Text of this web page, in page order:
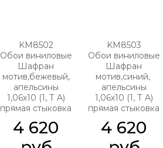
KM8502
Обои виниловые
Шафран
мотив,бежевый,
апельсины
1,06х10 (1, Т A)
прямая стыковка
4 620
KM8503
Обои виниловые
Шафран
мотив,синий,
апельсины
1,06х10 (1, Т A)
прямая стыковка
4 620